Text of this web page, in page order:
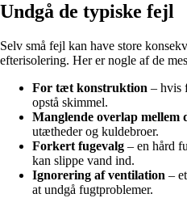
Undgå de typiske fejl
Selv små fejl kan have store
efterisolering. Her er nogle af de
For tæt konstruktion – hvis
opstå skimmel.
Manglende overlap mellem
utætheder og kuldebroer.
Forkert fugevalg – en hård
kan slippe vand ind.
Ignorering af ventilation –
at undgå fugtproblemer.